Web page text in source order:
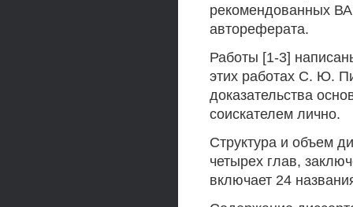
рекомендованных
автореферата.
Работы [1-3]
этих работах С. Ю.
доказательства
соискателем лично.
Структура и объем
четырех глав,
включает 24